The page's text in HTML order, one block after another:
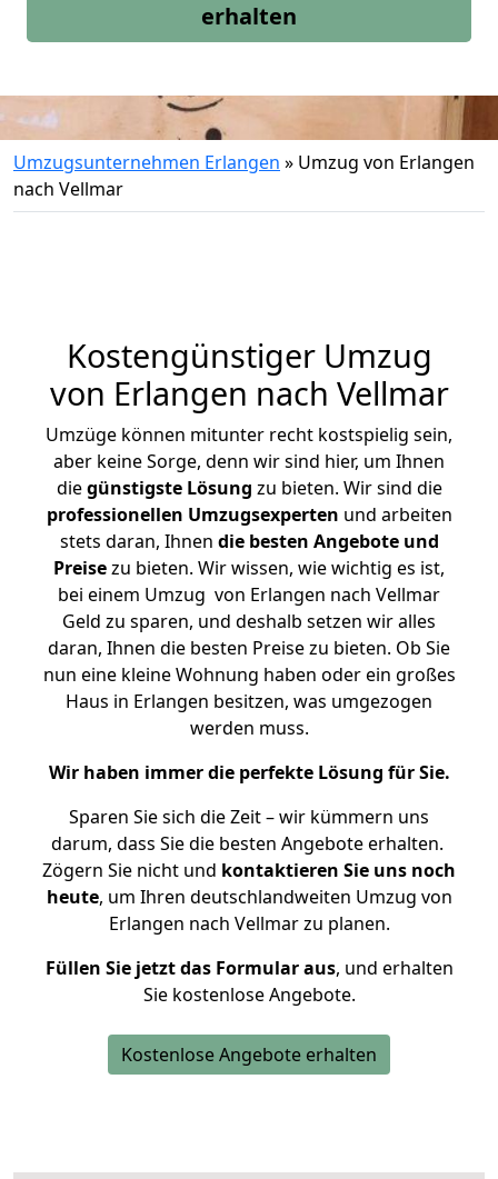
erhalten
Umzugsunternehmen Erlangen » Umzug von Erlangen
nach Vellmar
Kostengünstiger Umzug
von Erlangen nach Vellmar
Umzüge können mitunter recht kostspielig sein,
aber keine Sorge, denn wir sind hier, um Ihnen
diegünstigste Lösung zu bieten. Wir sind die
professionellen Umzugsexperten und arbeiten
stets daran, Ihnen die besten Angebote und
Preisezu bieten. Wir wissen, wie wichtig es ist,
bei einem Umzug von Erlangen nach Vellmar
Geld zu sparen, und deshalb setzen wir alles
daran, Ihnen die besten Preise zu bieten. Ob Sie
nun eine kleine Wohnung haben oder ein großes
Haus in Erlangen besitzen, was umgezogen
werden muss.
Wir haben immer die perfekte Lösung für Sie.
Sparen Sie sich die Zeit – wir kümmern uns
darum, dass Sie die besten Angebote erhalten.
Zögern Sie nicht und kontaktieren Sie uns noch
heute, um Ihren deutschlandweiten Umzug von
Erlangen nach Vellmar zu planen.
Füllen Sie jetzt das Formular aus, und erhalten
Sie kostenlose Angebote.
Kostenlose Angebote erhalten